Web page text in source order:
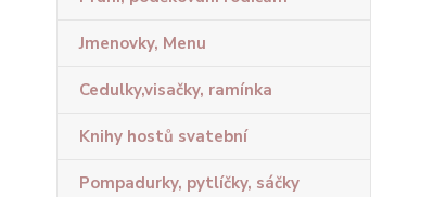
Jmenovky, Menu
Cedulky,visačky, ramínka
Knihy hostů svatební
Pompadurky, pytlíčky, sáčky